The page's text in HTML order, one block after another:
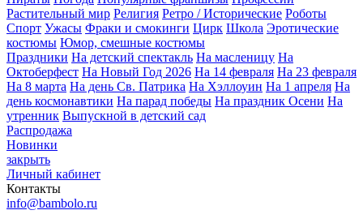
Растительный мир Религия Ретро / Исторические Роботы
Спорт Ужасы Фраки и смокинги Цирк Школа Эротические
костюмы Юмор, смешные костюмы
Праздники На детский спектакль На масленицу На
Октоберфест На Новый Год 2026 На 14 февраля На 23 февраля
На 8 марта На день Св. Патрика На Хэллоуин На 1 апреля На
день космонавтики На парад победы На праздник Осени На
утренник Выпускной в детский сад
Распродажа
Новинки
закрыть
Личный кабинет
Контакты
info@bambolo.ru